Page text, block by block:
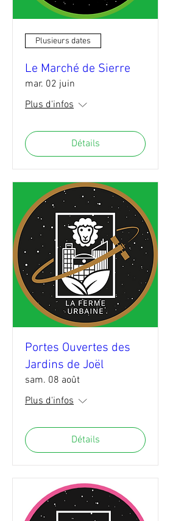
Plusieurs dates
Le Marché de Sierre
mar. 02 juin
Plus d'infos
Détails
Portes Ouvertes des
Jardins de Joël
sam. 08 août
Plus d'infos
Détails